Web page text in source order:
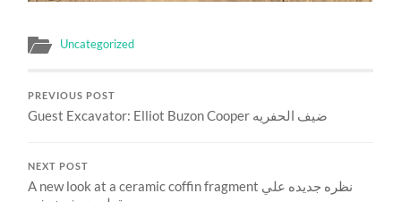
Uncategorized
PREVIOUS POST
Guest Excavator: Elliot Buzon Cooper ضيف الحفريه
NEXT POST
A new look at a ceramic coffin fragment نظره جديده علي